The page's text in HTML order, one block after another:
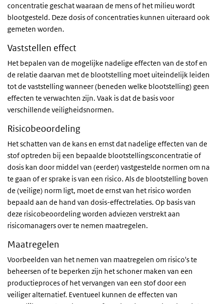
concentratie geschat waaraan de mens of het milieu wordt
blootgesteld. Deze dosis of concentraties kunnen uiteraard ook
gemeten worden.
Vaststellen effect
Het bepalen van de mogelijke nadelige effecten van de stof en
de relatie daarvan met de blootstelling moet uiteindelijk leiden
tot de vaststelling wanneer (beneden welke blootstelling) geen
effecten te verwachten zijn. Vaak is dat de basis voor
verschillende veiligheidsnormen.
Risicobeoordeling
Het schatten van de kans en ernst dat nadelige effecten van de
stof optreden bij een bepaalde blootstellingsconcentratie of
dosis kan door middel van (eerder) vastgestelde normen om na
te gaan of er sprake is van een risico. Als de blootstelling boven
de (veilige) norm ligt, moet de ernst van het risico worden
bepaald aan de hand van dosis-effectrelaties. Op basis van
deze risicobeoordeling worden adviezen verstrekt aan
risicomanagers over te nemen maatregelen.
Maatregelen
Voorbeelden van het nemen van maatregelen om risico's te
beheersen of te beperken zijn het schoner maken van een
productieproces of het vervangen van een stof door een
veiliger alternatief. Eventueel kunnen de effecten van